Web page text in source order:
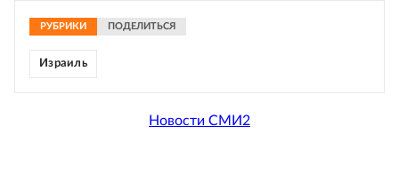
РУБРИКИ ПОДЕЛИТЬСЯ
Израиль
Новости СМИ2